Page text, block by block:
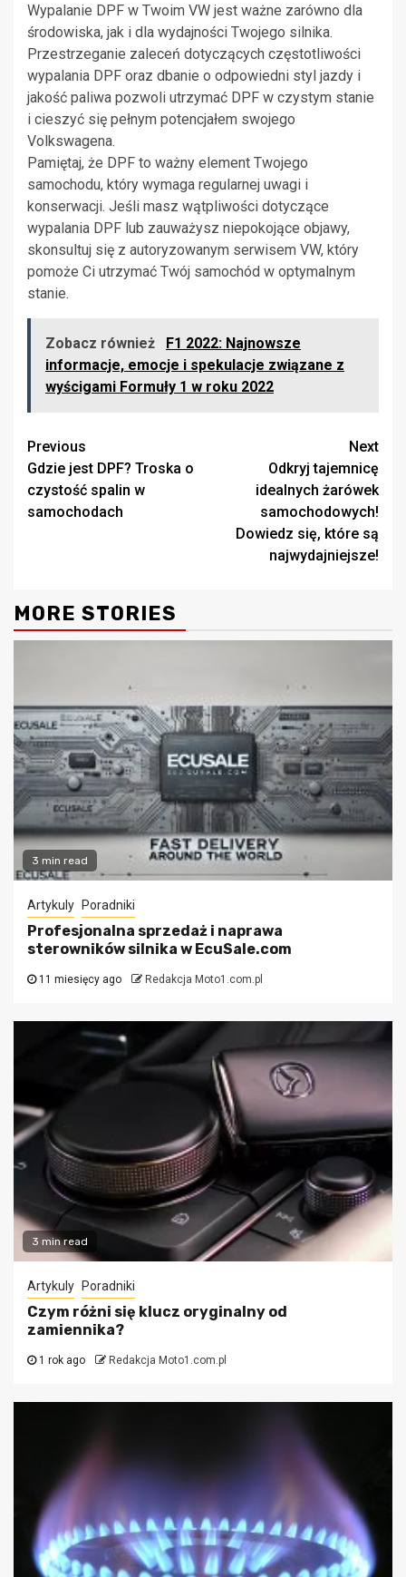
Wypalanie DPF w Twoim VW jest ważne zarówno dla
środowiska, jak i dla wydajności Twojego silnika.
Przestrzeganie zaleceń dotyczących częstotliwości
wypalania DPF oraz dbanie o odpowiedni styl jazdy i
jakość paliwa pozwoli utrzymać DPF w czystym stanie
i cieszyć się pełnym potencjałem swojego
Volkswagena.
Pamiętaj, że DPF to ważny element Twojego
samochodu, który wymaga regularnej uwagi i
konserwacji. Jeśli masz wątpliwości dotyczące
wypalania DPF lub zauważysz niepokojące objawy,
skonsultuj się z autoryzowanym serwisem VW, który
pomoże Ci utrzymać Twój samochód w optymalnym
stanie.
Zobacz również
F1 2022: Najnowsze
informacje, emocje i spekulacje związane z
wyścigami Formuły 1 w roku 2022
Continue
Reading
Previous
Gdzie jest DPF? Troska o
czystość spalin w
samochodach
Next
Odkryj tajemnicę
idealnych żarówek
samochodowych!
Dowiedz się, które są
najwydajniejsze!
MORE STORIES
3 min read
Artykuly Poradniki
Profesjonalna sprzedaż i naprawa
sterowników silnika w EcuSale.com
11 miesięcy ago Redakcja Moto1.com.pl
3 min read
Artykuly Poradniki
Czym różni się klucz oryginalny od
zamiennika?
1 rok ago Redakcja Moto1.com.pl